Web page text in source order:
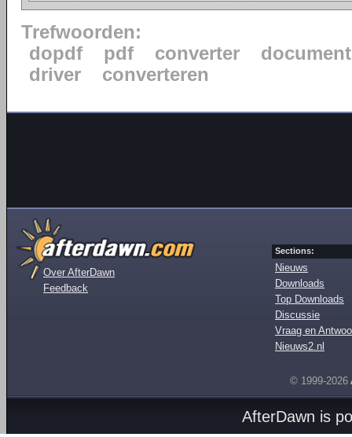
Trefwoorden:
dopdf
pdf converter
document
driver
converteren
Over AfterDawn
Feedback
Sections:
Nieuws
Downloads
Top Downloads
Discussie
Vraag en
Nieuws2.nl
© 1999-2026
AfterDawn is